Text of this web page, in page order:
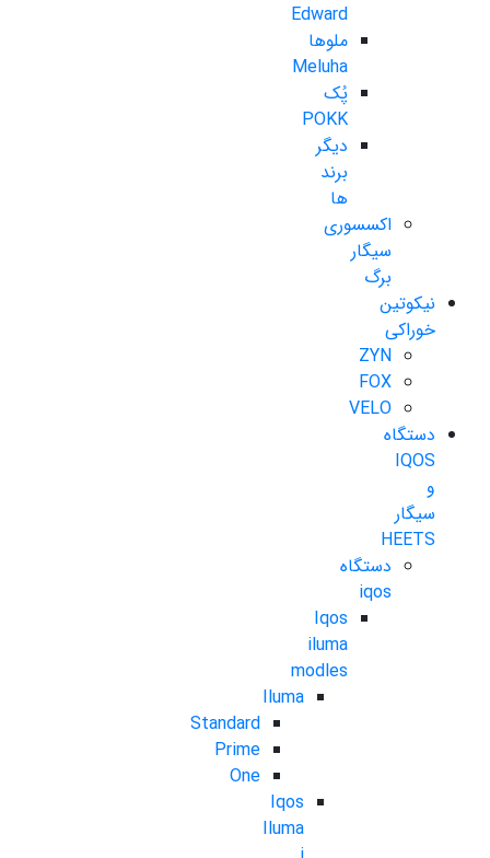
Edward
ملوها
Meluha
پُک
POKK
دیگر
برند
ها
اکسسوری
سیگار
برگ
نیکوتین
خوراکی
ZYN
FOX
VELO
دستگاه
IQOS
و
سیگار
HEETS
دستگاه
iqos
Iqos
iluma
modles
Iluma
Standard
Prime
One
Iqos
Iluma